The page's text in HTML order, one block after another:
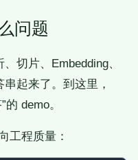
问题
切片、Embedding、
起来了。到这里，
demo。
工程质量：